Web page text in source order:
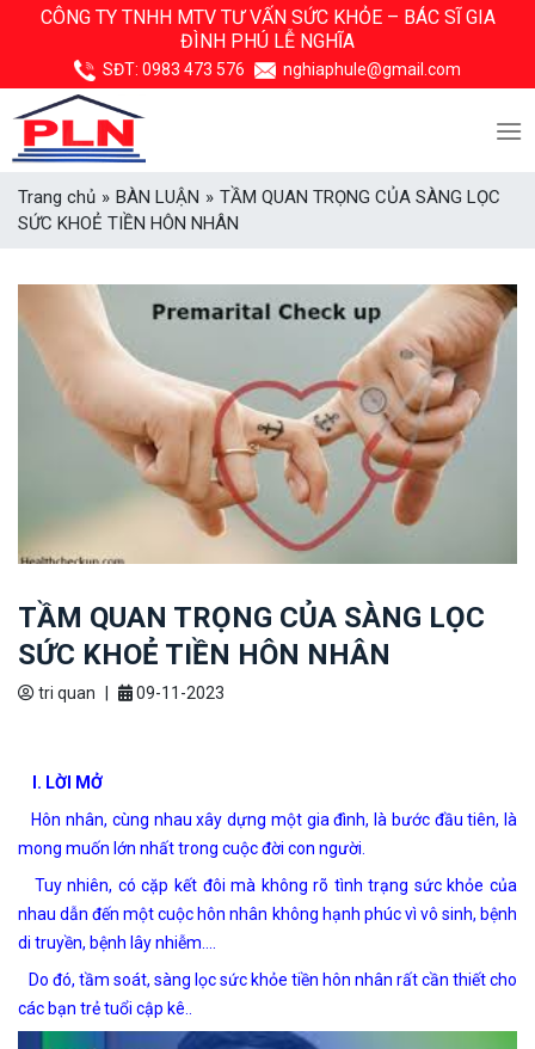
CÔNG TY TNHH MTV TƯ VẤN SỨC KHỎE – BÁC SĨ GIA
ĐÌNH PHÚ LỄ NGHĨA
SĐT: 0983 473 576 nghiaphule@gmail.com
Trang chủ » BÀN LUẬN » TẦM QUAN TRỌNG CỦA SÀNG LỌC
SỨC KHOẺ TIỀN HÔN NHÂN
TẦM QUAN TRỌNG CỦA SÀNG LỌC
SỨC KHOẺ TIỀN HÔN NHÂN
tri quan 09-11-2023
I. LỜI MỞ
Hôn nhân, cùng nhau xây dựng một gia đình, là bước đầu tiên, là
mong muốn lớn nhất trong cuộc đời con người.
Tuy nhiên, có cặp kết đôi mà không rõ tình trạng sức khỏe của
nhau dẫn đến một cuộc hôn nhân không hạnh phúc vì vô sinh, bệnh
di truyền, bệnh lây nhiễm….
Do đó, tầm soát, sàng lọc sức khỏe tiền hôn nhân rất cần thiết cho
các bạn trẻ tuổi cập kê..